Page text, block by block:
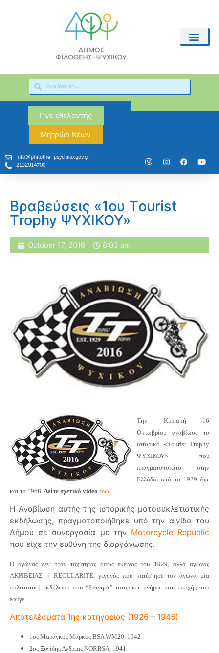
Γίνε εθελοντής
Μητρώο Νέων
info@philothei-psychiko.gov.gr
2132014700
Βραβεύσεις «1ου Τourist
Τrophy ΨΥΧΙΚΟΥ»
October 17, 2016 8:03 am
Tην Κυριακή 16
Οκτωβρίου αναβίωσε το
ιστορικό «Τourist Trophy
ΨΥΧΙΚΟΥ» που
πραγματοποιείτο στην
Ελλάδα, από το 1929 έως
και το 1968. Δείτε σχετικό video εδώ
Η Αναβίωση αυτής της ιστορικής μοτοσυκλετιστικής
εκδήλωσης, πραγματοποιήθηκε υπό την αιγίδα του
Δήμου σε συνεργασία με την Motorcycle Republic
που είχε την ευθύνη της διοργάνωσης.
Ο αγώνας δεν ήταν ταχύτητας όπως εκείνος του 1929, αλλά αγώνας
ΑΚΡΙΒΕΙΑΣ ή REGULARITE, γεγονός που κατέστησε τον αγώνα μία
πολιτιστική εκδήλωση που “ξύπνησε” ιστορικές μνήμες μιας εποχής που
έφυγε.
Αποτελέσματα 1ης κατηγορίας (1926 – 1945)
1ος Μαραγκός Μάρκος BSA WM20, 1942
2ος Ξυνίδης Ανδρέας NORBSA, 1941